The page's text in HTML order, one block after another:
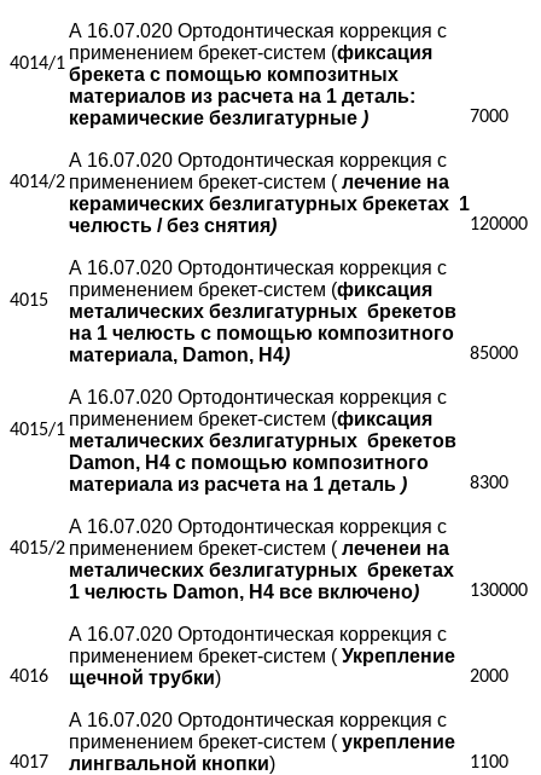
4014/1
А 16.07.020 Ортодонтическая коррекция с
применением брекет-систем (фиксация
брекета с помощью композитных
материалов из расчета на 1 деталь:
керамические безлигатурные ) 7000
4014/2
А 16.07.020 Ортодонтическая коррекция с
применением брекет-систем ( лечение на
керамических безлигатурных брекетах 1
челюсть / без снятия) 120000
4015
А 16.07.020 Ортодонтическая коррекция с
применением брекет-систем (фиксация
металических безлигатурных брекетов
на 1 челюсть с помощью композитного
материала, Damon, H4) 85000
4015/1
А 16.07.020 Ортодонтическая коррекция с
применением брекет-систем (фиксация
металических безлигатурных брекетов
Damon, H4 с помощью композитного
материала из расчета на 1 деталь ) 8300
4015/2
А 16.07.020 Ортодонтическая коррекция с
применением брекет-систем ( леченеи на
металических безлигатурных брекетах
1 челюсть Damon, H4 все включено) 130000
4016
А 16.07.020 Ортодонтическая коррекция с
применением брекет-систем ( Укрепление
щечной трубки) 2000
4017
А 16.07.020 Ортодонтическая коррекция с
применением брекет-систем ( укрепление
лингвальной кнопки) 1100